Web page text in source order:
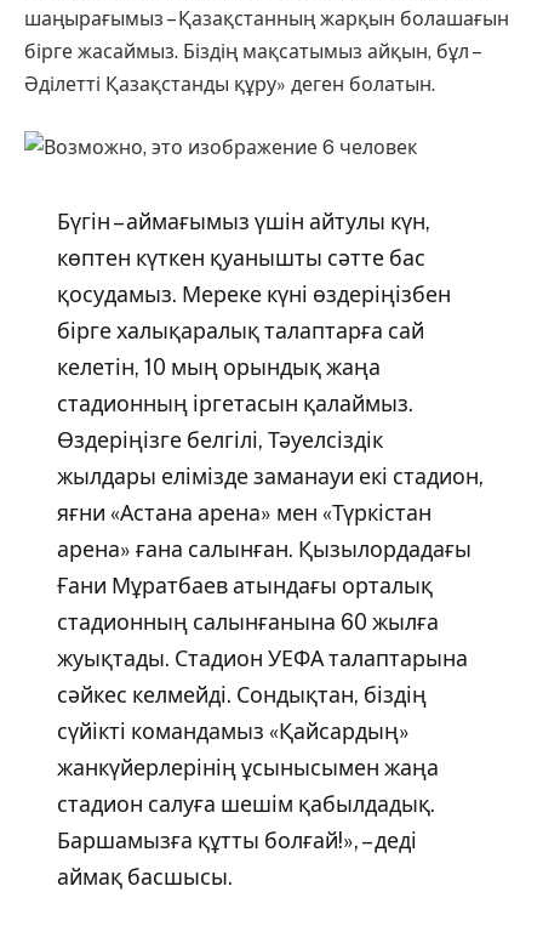
шаңырағымыз – Қазақстанның жарқын болашағын
бірге жасаймыз. Біздің мақсатымыз айқын, бұл –
Әділетті Қазақстанды құру» деген болатын.
Бүгін – аймағымыз үшін айтулы күн,
көптен күткен қуанышты сәтте бас
қосудамыз. Мереке күні өздеріңізбен
бірге халықаралық талаптарға сай
келетін, 10 мың орындық жаңа
стадионның іргетасын қалаймыз.
Өздеріңізге белгілі, Тәуелсіздік
жылдары елімізде заманауи екі стадион,
яғни «Астана арена» мен «Түркістан
арена» ғана салынған. Қызылордадағы
Ғани Мұратбаев атындағы орталық
стадионның салынғанына 60 жылға
жуықтады. Стадион УЕФА талаптарына
сәйкес келмейді. Сондықтан, біздің
сүйікті командамыз «Қайсардың»
жанкүйерлерінің ұсынысымен жаңа
стадион салуға шешім қабылдадық.
Баршамызға құтты болғай!», – деді
аймақ басшысы.